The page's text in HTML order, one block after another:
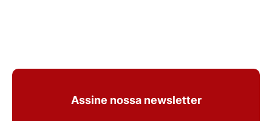
Assine nossa newsletter